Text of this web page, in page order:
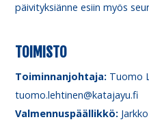
päivityksiänne esiin myös
TOIMISTO
Toiminnanjohtaja: Tuomo
tuomo.lehtinen@katajayu.fi
Valmennuspäällikkö: